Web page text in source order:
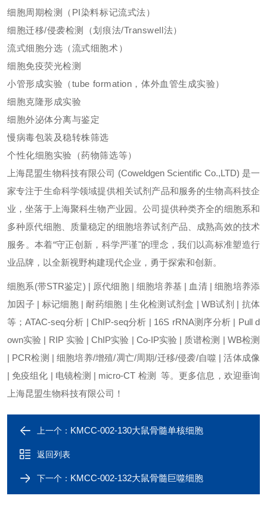
细胞周期检测（PI染料标记流式法）
细胞迁移/侵袭检测（划痕法/Transwell法）
流式细胞分选（流式细胞术）
细胞免疫荧光检测
小管形成实验（tube formation，体外血管生成实验）
细胞克隆形成实验
细胞外泌体分离与鉴定
慢病毒包装及稳转株筛选
个性化细胞实验（药物筛选等）
上海昆盟生物科技有限公司 (Coweldgen Scientific Co.,LTD) 是一
家专注于生命科学领域提供相关试剂产品和服务的生物高科技企
业，坐落于上海聚科生物产业园。公司提供种类齐全的细胞系和
多种原代细胞、质量稳定的细胞培养试剂产品、成熟高效的技术
服务。本着“守正创新，科学严谨"的理念，我们以高标准塑造行
业品牌，以全新视野构建现代企业，勇于探索和创新。
细胞系(带STR鉴定) | 原代细胞 | 细胞培养基 | 血清 | 细胞培养添
加因子 | 标记细胞 | 耐药细胞 | 生化检测试剂盒 | WB试剂 | 抗体
等；ATAC-seq分析 | ChIP-seq分析 | 16S rRNA测序分析 | Pull d
own实验 | RIP 实验 | ChIP实验 | Co-IP实验 | 质谱检测 | WB检测
| PCR检测 | 细胞培养/增殖/凋亡/周期/迁移/侵袭/自噬 | 活体成像
| 免疫组化 | 电镜检测 | micro-CT 检测 等。更多信息，欢迎垂询
上海昆盟生物科技有限公司！
上一个： KMCC-002-130大鼠骨髓单核细胞
返回列表
下一个： KMCC-002-132大鼠骨髓巨噬细胞